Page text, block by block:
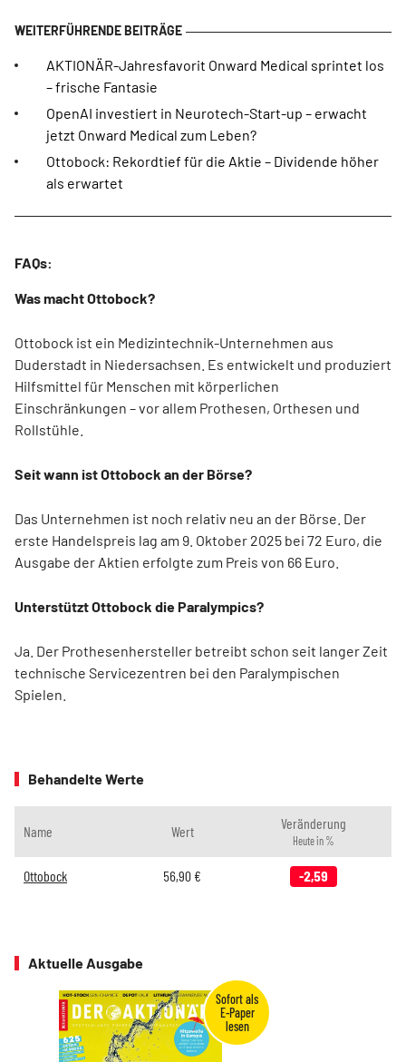
AKTIONÄR-Jahresfavorit Onward Medical sprintet los
– frische Fantasie
OpenAI investiert in Neurotech-Start-up – erwacht
jetzt Onward Medical zum Leben?
Ottobock: Rekordtief für die Aktie – Dividende höher
als erwartet
FAQs:
Was macht Ottobock?
Ottobock ist ein Medizintechnik-Unternehmen aus
Duderstadt in Niedersachsen. Es entwickelt und produziert
Hilfsmittel für Menschen mit körperlichen
Einschränkungen – vor allem Prothesen, Orthesen und
Rollstühle.
Seit wann ist Ottobock an der Börse?
Das Unternehmen ist noch relativ neu an der Börse. Der
erste Handelspreis lag am 9. Oktober 2025 bei 72 Euro, die
Ausgabe der Aktien erfolgte zum Preis von 66 Euro.
Unterstützt Ottobock die Paralympics?
Ja. Der Prothesenhersteller betreibt schon seit langer Zeit
technische Servicezentren bei den Paralympischen
Spielen.
Behandelte Werte
Name Wert Veränderung
Heute in %
Ottobock 56,90 € -2,59
Aktuelle Ausgabe